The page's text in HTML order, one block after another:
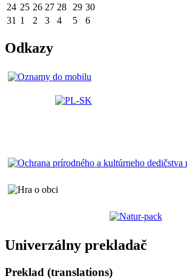
24 25 26 27 28 29 30
31 1 2 3 4 5 6
Odkazy
Univerzálny prekladač
Preklad (translations)